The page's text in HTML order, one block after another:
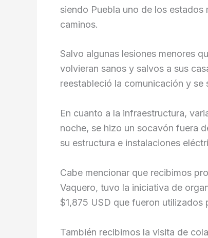
siendo Puebla uno de los
caminos.
Salvo algunas lesiones menores
volvieran sanos y salvos a sus
reestableció la comunicación y se
En cuanto a la infraestructura,
noche, se hizo un socavón fuera
su estructura e instalaciones
Cabe mencionar que recibimos
Vaquero, tuvo la iniciativa de
$1,875 USD que fueron utilizados
También recibimos la visita de